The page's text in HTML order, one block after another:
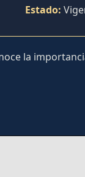
Estado:
la